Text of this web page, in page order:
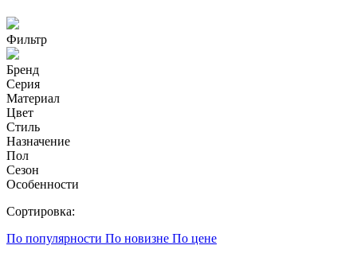
Фильтр
Бренд
Серия
Материал
Цвет
Стиль
Назначение
Пол
Сезон
Особенности
Сортировка:
По популярности По новизне По цене